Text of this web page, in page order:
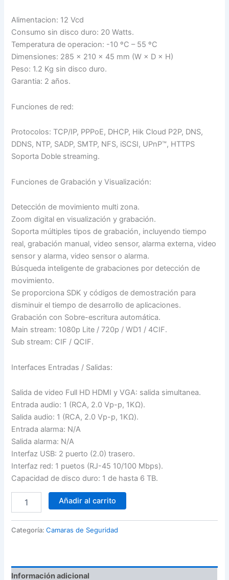
Alimentacion: 12 Vcd
Consumo sin disco duro: 20 Watts.
Temperatura de operacion: -10 ºC – 55 ºC
Dimensiones: 285 × 210 × 45 mm (W × D × H)
Peso: 1.2 Kg sin disco duro.
Garantia: 2 años.
Funciones de red:
Protocolos: TCP/IP, PPPoE, DHCP, Hik Cloud P2P, DNS,
DDNS, NTP, SADP, SMTP, NFS, iSCSI, UPnP™, HTTPS
Soporta Doble streaming.
Funciones de Grabación y Visualización:
Detección de movimiento multi zona.
Zoom digital en visualización y grabación.
Soporta múltiples tipos de grabación, incluyendo tiempo
real, grabación manual, video sensor, alarma externa, video
sensor y alarma, video sensor o alarma.
Búsqueda inteligente de grabaciones por detección de
movimiento.
Se proporciona SDK y códigos de demostración para
disminuir el tiempo de desarrollo de aplicaciones.
Grabación con Sobre-escritura automática.
Main stream: 1080p Lite / 720p / WD1 / 4CIF.
Sub stream: CIF / QCIF.
Interfaces Entradas / Salidas:
Salida de video Full HD HDMI y VGA: salida simultanea.
Entrada audio: 1 (RCA, 2.0 Vp-p, 1KΩ).
Salida audio: 1 (RCA, 2.0 Vp-p, 1KΩ).
Entrada alarma: N/A
Salida alarma: N/A
Interfaz USB: 2 puerto (2.0) trasero.
Interfaz red: 1 puetos (RJ-45 10/100 Mbps).
Capacidad de disco duro: 1 de hasta 6 TB.
HILOOK
16
cantidad
Añadir al carrito
Categoría:Camaras de Seguridad
Información adicional